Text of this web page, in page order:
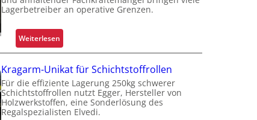
Lagerbetreiber an operative Grenzen.
Weiterlesen:
W
a
r
u
m
G
Kragarm-Unikat für Schichtstoffrollen
Für die effiziente Lagerung 250kg schwerer
Schichtstoffrollen nutzt Egger, Hersteller von
Holzwerkstoffen, eine Sonderlösung des
Regalspezialisten Elvedi.